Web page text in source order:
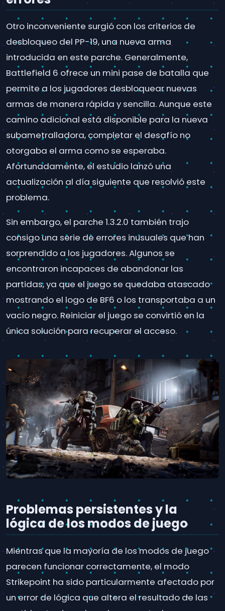
Otro inconveniente surgió con los criterios de
desbloqueo del PP-19, una nueva arma
introducida en este parche. Generalmente,
Battlefield 6 ofrece un mini pase de batalla que
permite a los jugadores desbloquear nuevas
armas de manera rápida y sencilla. Aunque este
camino adicional está disponible para la nueva
subametralladora, completar el desafío no
otorgaba el arma como se esperaba.
Afortunadamente, el estudio lanzó una
actualización al día siguiente que resolvió este
problema.
Sin embargo, el parche 1.3.2.0 también trajo
consigo una serie de errores inusuales que han
sorprendido a los jugadores. Algunos se
encontraron incapaces de abandonar las
partidas, ya que el juego se quedaba atascado
mostrando el logo de BF6 o los transportaba a un
vacío negro. Reiniciar el juego se convirtió en la
única solución para recuperar el acceso.
Problemas persistentes y la
lógica de los modos de juego
Mientras que la mayoría de los modos de juego
parecen funcionar correctamente, el modo
Strikepoint ha sido particularmente afectado por
un error de lógica que altera el resultado de las